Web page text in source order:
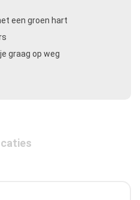
een groen hart
graag op weg